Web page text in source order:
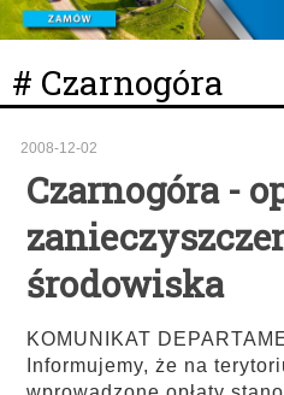
# Czarnogóra
2008-12-02
Czarnogóra -
środowiska
KOMUNIKAT
Informujemy, że na